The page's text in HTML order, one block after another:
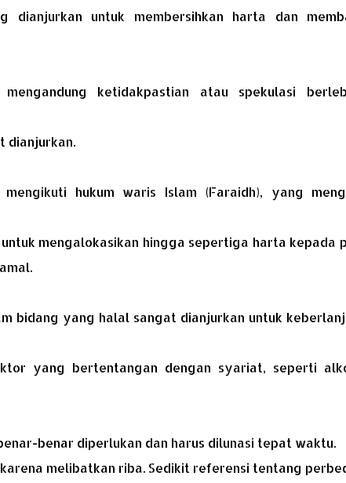
dianjurkan untuk membersihkan harta dan
ketidakpastian atau spekulasi
dianjurkan.
hukum waris Islam (Faraidh), yang
mengalokasikan hingga sepertiga harta kepada
bidang yang halal sangat dianjurkan untuk
yang bertentangan dengan syariat, seperti
benar diperlukan dan harus dilunasi tepat waktu.
melibatkan riba. Sedikit referensi tentang